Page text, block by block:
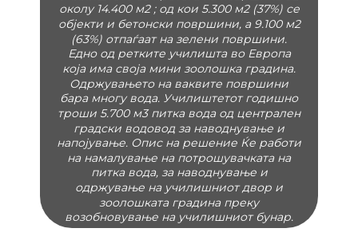
СУГС Браќа Миладиновци-Скопје-
Училиштето се протега на површина од
околу 14.400 м2 ; од кои 5.300 м2 (37%) се
објекти и бетонски површини, а 9.100 м2
(63%) отпаѓаат на зелени површини.
Едно од ретките училишта во Европа
која има своја мини зоолошка градина.
Одржувањето на ваквите површини
бара многу вода. Училиштетот годишно
троши 5.700 м3 питка вода од централен
градски водовод за наводнување и
напојување. Опис на решение Ќе работи
на намалување на потрошувачката на
питка вода, за наводнување и
одржување на училишниот двор и
зоолошката градина преку